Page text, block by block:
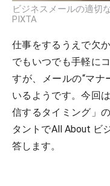
ビジネスメールの適切
PIXTA
仕事をするうえで欠
でもいつでも手軽に
すが、メールの“マナ
いるようです。今回
信するタイミング」
タントでAll About ビ
答します。